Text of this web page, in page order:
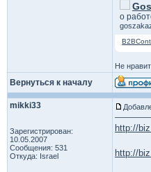
о
Не
Вернуться к началу
mikki33
Зарегистрирован:
10.05.2007
Сообщения: 531
Откуда: Israel
http://
http://